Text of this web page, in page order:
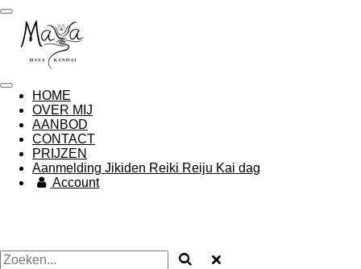
Ga
direct
naar
hoofdinhoud
HOME
OVER MIJ
AANBOD
CONTACT
PRIJZEN
Aanmelding Jikiden Reiki Reiju Kai dag
Account